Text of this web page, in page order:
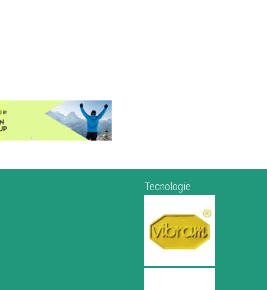
frontale della tomaia
di piede. La struttura
moderne tracciature indoor e
La Sportiva Theory:
Tecnologie